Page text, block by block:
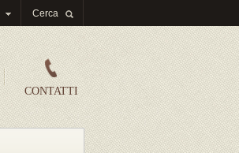
Cerca
CONTATTI